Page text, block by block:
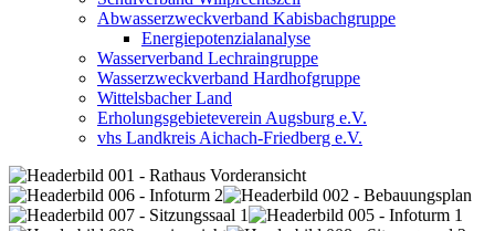
Abwasserzweckverband Kabisbachgruppe
Energiepotenzialanalyse
Wasserverband Lechraingruppe
Wasserzweckverband Hardhofgruppe
Wittelsbacher Land
Erholungsgebieteverein Augsburg e.V.
vhs Landkreis Aichach-Friedberg e.V.